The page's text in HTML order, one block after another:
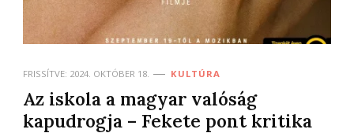
FRISSÍTVE: 2024. OKTÓBER 18. KULTÚRA
Az iskola a magyar valóság
kapudrogja – Fekete pont kritika